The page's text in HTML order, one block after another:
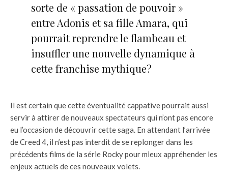
sorte de « passation de pouvoir »
entre Adonis et sa fille Amara, qui
pourrait reprendre le flambeau et
insuffler une nouvelle dynamique à
cette franchise mythique?
Il est certain que cette éventualité cappative pourrait aussi
servir à attirer de nouveaux spectateurs qui n’ont pas encore
eu l’occasion de découvrir cette saga. En attendant l’arrivée
de Creed 4, il n’est pas interdit de se replonger dans les
précédents films de la série Rocky pour mieux appréhender les
enjeux actuels de ces nouveaux volets.